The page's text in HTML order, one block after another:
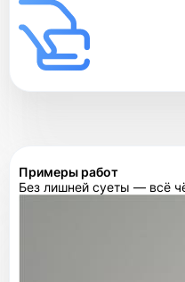
Примеры работ
Без лишней суеты — всё